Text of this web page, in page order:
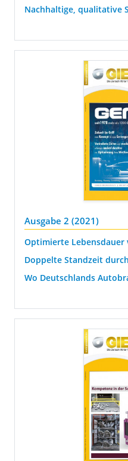
Nachhaltige, qualitative
Ausgabe 2 (2021)
Optimierte Lebensdauer
Doppelte Standzeit
Wo Deutschlands